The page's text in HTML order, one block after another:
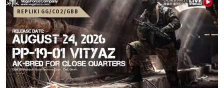
REPLIKI GG/CO2/GBB